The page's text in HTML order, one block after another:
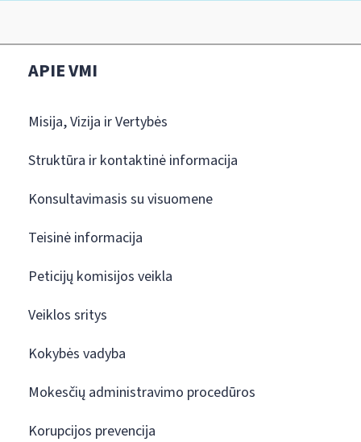
APIE VMI
Misija, Vizija ir Vertybės
Struktūra ir kontaktinė informacija
Konsultavimasis su visuomene
Teisinė informacija
Peticijų komisijos veikla
Veiklos sritys
Kokybės vadyba
Mokesčių administravimo procedūros
Korupcijos prevencija